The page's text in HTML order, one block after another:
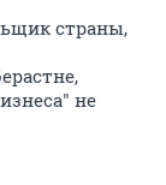
страны,
не